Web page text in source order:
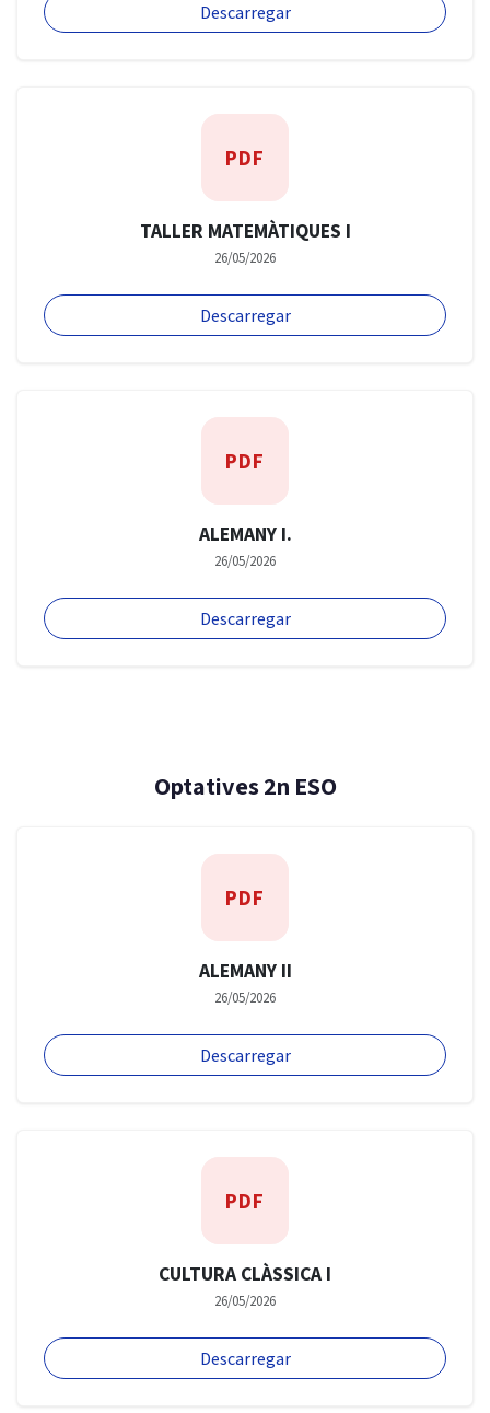
Descarregar
PDF
TALLER MATEMÀTIQUES I
26/05/2026
Descarregar
PDF
ALEMANY I.
26/05/2026
Descarregar
Optatives 2n ESO
PDF
ALEMANY II
26/05/2026
Descarregar
PDF
CULTURA CLÀSSICA I
26/05/2026
Descarregar